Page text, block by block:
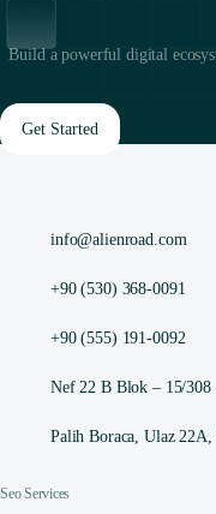
Build a powerful digital
Get Started
info@alienroad.com
+90 (530) 368-0091
+90 (555) 191-0092
Nef 22 B Blok – 15/308
Palih Boraca, Ulaz
Seo Services